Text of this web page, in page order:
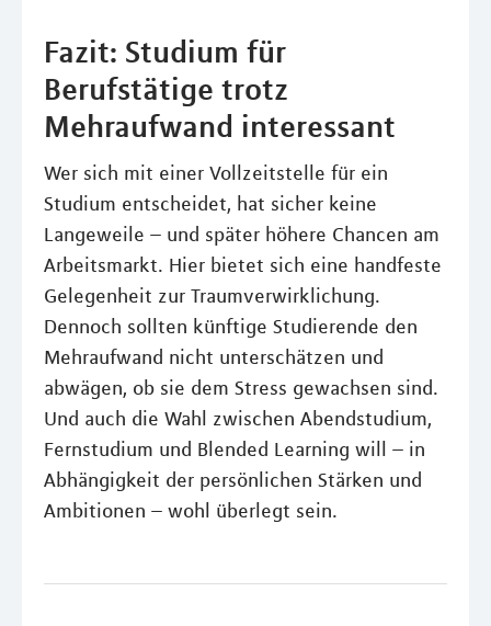
Fazit: Studium für
Berufstätige trotz
Mehraufwand interessant
Wer sich mit einer Vollzeitstelle für ein
Studium entscheidet, hat sicher keine
Langeweile – und später höhere Chancen am
Arbeitsmarkt. Hier bietet sich eine handfeste
Gelegenheit zur Traumverwirklichung.
Dennoch sollten künftige Studierende den
Mehraufwand nicht unterschätzen und
abwägen, ob sie dem Stress gewachsen sind.
Und auch die Wahl zwischen Abendstudium,
Fernstudium und Blended Learning will – in
Abhängigkeit der persönlichen Stärken und
Ambitionen – wohl überlegt sein.